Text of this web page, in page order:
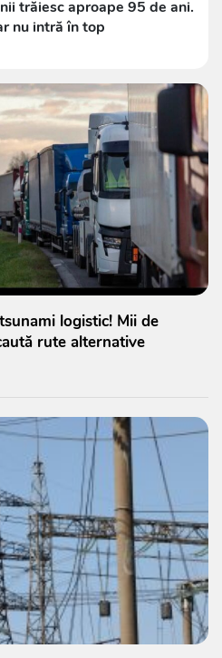
trăiesc aproape 95 de ani.
nu intră în top
logistic! Mii de
rute alternative